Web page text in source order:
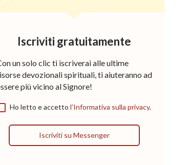
Iscriviti gratuitamente
un solo clic ti iscriverai alle ultime
devozionali spirituali, ti aiuteranno ad
più vicino al Signore!
Ho letto e accetto l’Informativa sulla privacy.
Iscriviti su Messenger